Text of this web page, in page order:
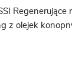
Regenerujące
z olejek